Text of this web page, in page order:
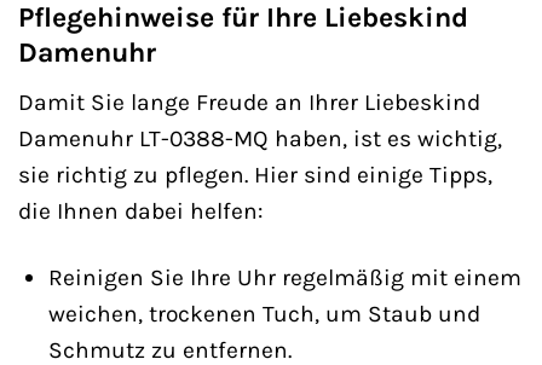
Pflegehinweise für Ihre Liebeskind
Damenuhr
Damit Sie lange Freude an Ihrer Liebeskind
Damenuhr LT-0388-MQ haben, ist es wichtig,
sie richtig zu pflegen. Hier sind einige Tipps,
die Ihnen dabei helfen:
Reinigen Sie Ihre Uhr regelmäßig mit einem
weichen, trockenen Tuch, um Staub und
Schmutz zu entfernen.